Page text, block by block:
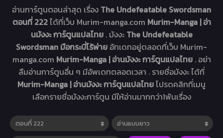
อ่านการ์ตูนตอนล่าสุด เรื่อง The Undefeatable Swordsman
ตอนที่ 222ได้ที่เว็บ Murim-manga.com Murim-Manga | อ่า
นมังงะ การ์ตูนแปลไทย . มังงะ The Undefeatable
Swordsman มือกระบี่ไร้พ่าย อัทเดทอยู่ตลอดที่เว็บ Murim-
manga.com Murim-Manga | อ่านมังงะ การ์ตูนแปลไทย . อย่า
ลืมอ่านการ์ตูนอื่น ๆ มีอัพเดทตลอดเวลา . รายชื่อมังงะ ได้ที่
Murim-Manga | อ่านมังงะ การ์ตูนแปลไทยโปรดคลิกที่เมนู
เลือกรายชื่อมังงะการ์ตูน มีให้อ่านมากกว่า1พันเรื่อง